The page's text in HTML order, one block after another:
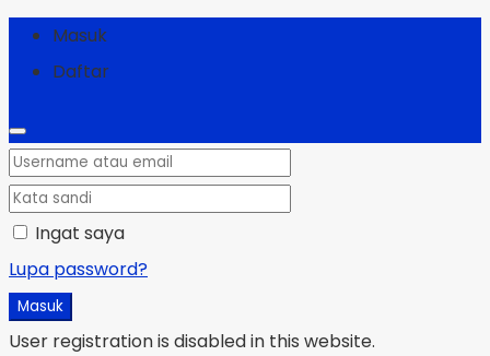
Masuk
Daftar
Ingat saya
Lupa password?
Masuk
User registration is disabled in this website.